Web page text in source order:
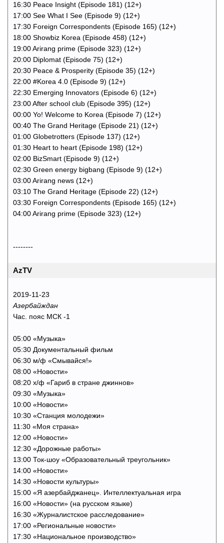
16:30 Peace Insight (Episode 181) (12+)
17:00 See What I See (Episode 9) (12+)
17:30 Foreign Correspondents (Episode 165) (12+)
18:00 Showbiz Korea (Episode 458) (12+)
19:00 Arirang prime (Episode 323) (12+)
20:00 Diplomat (Episode 75) (12+)
20:30 Peace & Prosperity (Episode 35) (12+)
22:00 #Korea 4.0 (Episode 9) (12+)
22:30 Emerging Innovators (Episode 6) (12+)
23:00 After school club (Episode 395) (12+)
00:00 Yo! Welcome to Korea (Episode 7) (12+)
00:40 The Grand Heritage (Episode 21) (12+)
01:00 Globetrotters (Episode 137) (12+)
01:30 Heart to heart (Episode 198) (12+)
02:00 BizSmart (Episode 9) (12+)
02:30 Green energy bigbang (Episode 9) (12+)
03:00 Arirang news (12+)
03:10 The Grand Heritage (Episode 22) (12+)
03:30 Foreign Correspondents (Episode 165) (12+)
04:00 Arirang prime (Episode 323) (12+)
--------
AzTV
2019-11-23
Азербайждан
Час. пояс МСК -1
05:00 «Музыка»
05:30 Документальный фильм
06:30 м/ф «Смывайся!»
08:00 «Новости»
08:20 х/ф «Гариб в стране джиннов»
09:30 «Музыка»
10:00 «Новости»
10:30 «Станция молодежи»
11:30 «Моя страна»
12:00 «Новости»
12:30 «Дорожные работы»
13:00 Ток-шоу «Образовательный треугольник»
14:00 «Новости»
14:30 «Новости культуры»
15:00 «Я азербайджанец». Интеллектуальная игра
16:00 «Новости» (на русском языке)
16:30 «Журналистское расследование»
17:00 «Региональные новости»
17:30 «Национальное производство»